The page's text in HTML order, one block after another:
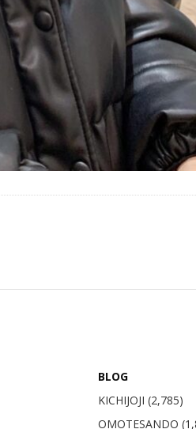
BLOG
KICHIJOJI (2,785)
OMOTESANDO